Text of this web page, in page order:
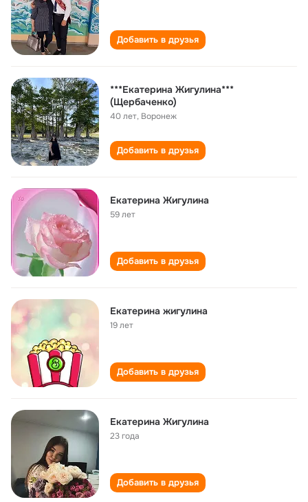
Добавить в друзья
***Екатерина Жигулина***
(Щербаченко)
40 лет, Воронеж
Добавить в друзья
Екатерина Жигулина
59 лет
Добавить в друзья
Екатерина жигулина
19 лет
Добавить в друзья
Екатерина Жигулина
23 года
Добавить в друзья